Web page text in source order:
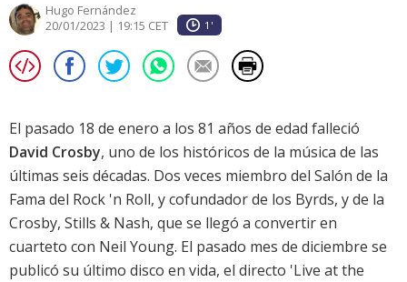
Hugo Fernández
20/01/2023 | 19:15 CET
1'
El pasado 18 de enero a los 81 años de edad falleció
David Crosby, uno de los históricos de la música de las
últimas seis décadas. Dos veces miembro del Salón de la
Fama del Rock 'n Roll, y cofundador de los Byrds, y de la
Crosby, Stills & Nash, que se llegó a convertir en
cuarteto con Neil Young. El pasado mes de diciembre se
publicó su último disco en vida, el directo 'Live at the